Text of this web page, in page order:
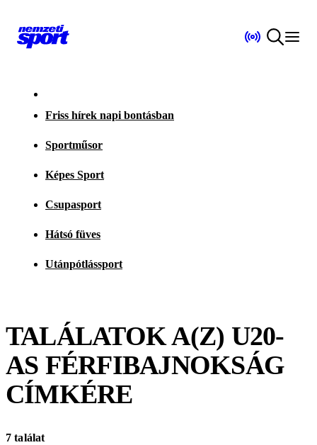
Friss hírek napi bontásban
Sportműsor
Képes Sport
Csupasport
Hátsó füves
Utánpótlássport
TALÁLATOK A(Z) U20-
AS FÉRFIBAJNOKSÁG
CÍMKÉRE
7 találat